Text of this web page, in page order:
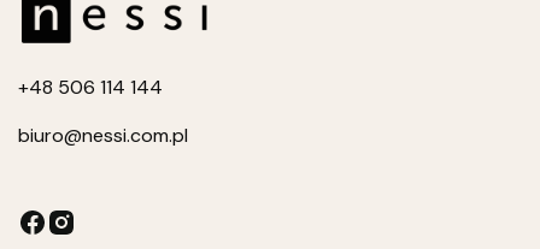
+48 506 114 144
biuro@nessi.com.pl